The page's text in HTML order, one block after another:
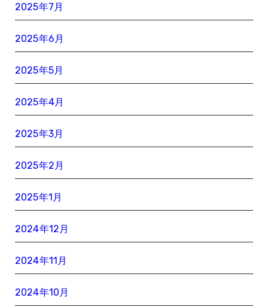
2025年7月
2025年6月
2025年5月
2025年4月
2025年3月
2025年2月
2025年1月
2024年12月
2024年11月
2024年10月